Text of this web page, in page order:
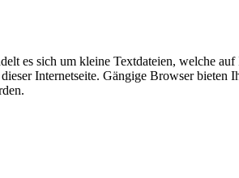
es sich um kleine Textdateien, welche
Internetseite. Gängige Browser bieten